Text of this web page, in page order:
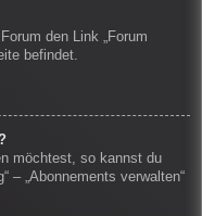
den Link „Forum
befindet.
möchtest, so kannst du
– „Abonnements verwalten“